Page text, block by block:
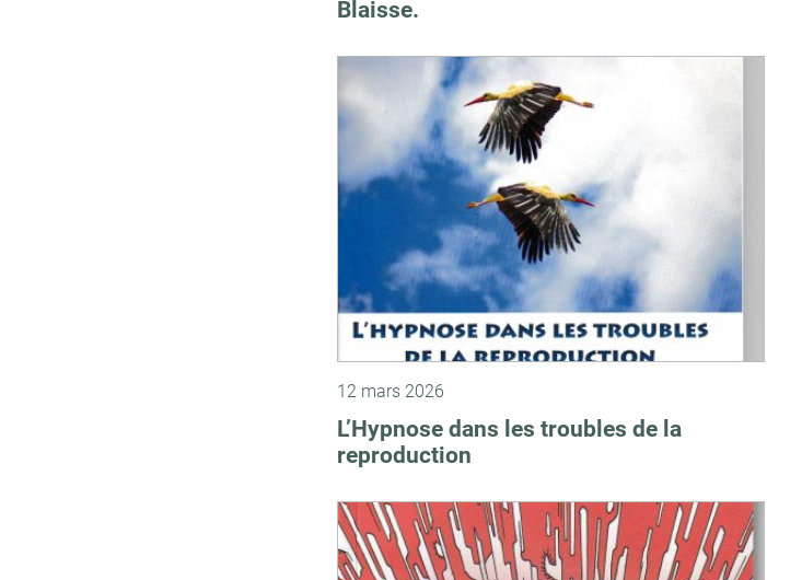
Blaisse.
12 mars 2026
L’Hypnose dans les troubles de la
reproduction